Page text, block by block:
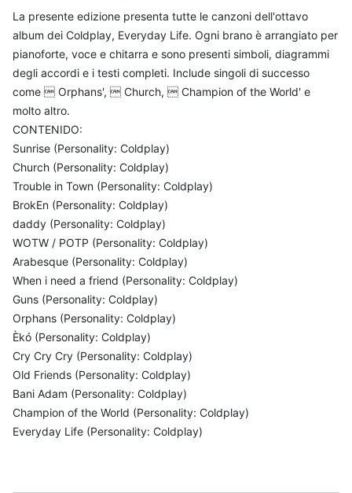
La presente edizione presenta tutte le canzoni dell'ottavo
album dei Coldplay, Everyday Life. Ogni brano è arrangiato per
pianoforte, voce e chitarra e sono presenti simboli, diagrammi
degli accordi e i testi completi. Include singoli di successo
come  Orphans',  Church,  Champion of the World' e
molto altro.
CONTENIDO:
Sunrise (Personality: Coldplay)
Church (Personality: Coldplay)
Trouble in Town (Personality: Coldplay)
BrokEn (Personality: Coldplay)
daddy (Personality: Coldplay)
WOTW / POTP (Personality: Coldplay)
Arabesque (Personality: Coldplay)
When i need a friend (Personality: Coldplay)
Guns (Personality: Coldplay)
Orphans (Personality: Coldplay)
Èkó (Personality: Coldplay)
Cry Cry Cry (Personality: Coldplay)
Old Friends (Personality: Coldplay)
Bani Adam (Personality: Coldplay)
Champion of the World (Personality: Coldplay)
Everyday Life (Personality: Coldplay)